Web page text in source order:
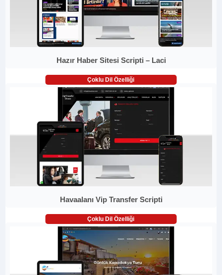
Hazır Haber Sitesi Scripti – Laci
Çoklu Dil Özelliği
Havaalanı Vip Transfer Scripti
Çoklu Dil Özelliği